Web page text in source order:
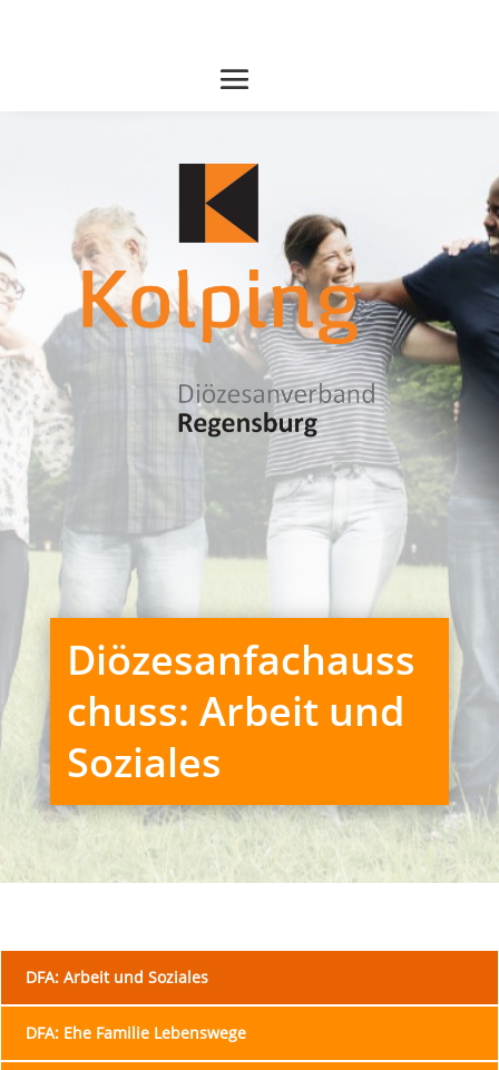
Diözesanfachauss
chuss: Arbeit und
Soziales
DFA: Arbeit und Soziales
DFA: Ehe Familie Lebenswege